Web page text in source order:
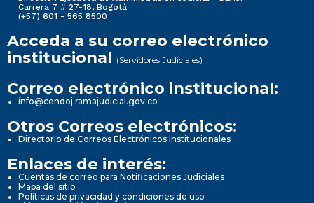
Carrera 7 # 27-18, Bogotá
(+57) 601 - 565 8500
Acceda a su correo electrónico
institucional (Servidores Judiciales)
Correo electrónico institucional:
info@cendoj.ramajudicial.gov.co
Otros Correos electrónicos:
Directorio de Correos Electrónicos Institucionales
Enlaces de interés:
Cuentas de correo para Notificaciones Judiciales
Mapa del sitio
Políticas de privacidad y condiciones de uso